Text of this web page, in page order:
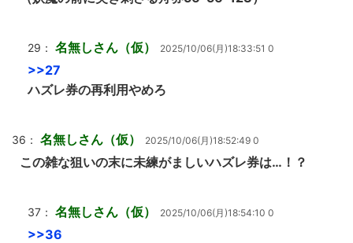
29： 名無しさん（仮） 2025/10/06(月)18:33:51 0
>>27
ハズレ券の再利用やめろ
36： 名無しさん（仮） 2025/10/06(月)18:52:49 0
この雑な狙いの末に未練がましいハズレ券は…！？
37： 名無しさん（仮） 2025/10/06(月)18:54:10 0
>>36